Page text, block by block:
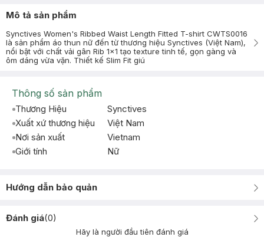
Mô tả sản phẩm
Synctives Women's Ribbed Waist Length Fitted T-shirt CWTS0016
là sản phẩm áo thun nữ đến từ thương hiệu Synctives (Việt Nam),
nổi bật với chất vải gân Rib 1x1 tạo texture tinh tế, gọn gàng và
ôm dáng vừa vặn. Thiết kế Slim Fit giú
Thông số sản phẩm
Thương Hiệu
Synctives
Xuất xứ thương hiệu
Việt Nam
Nơi sản xuất
Vietnam
Giới tính
Nữ
Hướng dẫn bảo quản
Đánh giá(0)
Hãy là người đầu tiên đánh giá